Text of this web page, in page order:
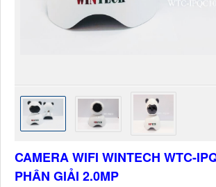
CAMERA WIFI WINTECH WTC-
PHÂN GIẢI 2.0MP